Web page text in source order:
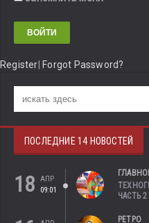
Register Forgot Password?
ПОСЛЕДНИЕ 14 НОВОСТЕЙ
18
АПР
09:01
ЧАСТЬ 2
РЕТРО